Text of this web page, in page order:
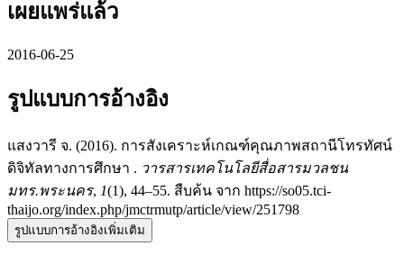
เผยแพร่แล้ว
2016-06-25
รูปแบบการอ้างอิง
แสงวารี จ. (2016). การสังเคราะห์เกณฑ์คุณภาพสถานีโทรทัศน์
ดิจิทัลทางการศึกษา . วารสารเทคโนโลยีสื่อสารมวลชน
มทร.พระนคร, 1(1), 44–55. สืบค้น จาก https://so05.tci-
thaijo.org/index.php/jmctrmutp/article/view/251798
รูปแบบการอ้างอิงเพิ่มเติม